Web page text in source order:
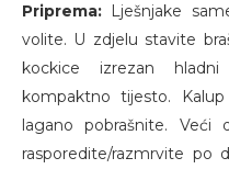
Priprema: Lješnjake
volite. U zdjelu stavite
kockice izrezan
kompaktno tijesto.
lagano pobrašnite. Veći
rasporedite/razmrvite po